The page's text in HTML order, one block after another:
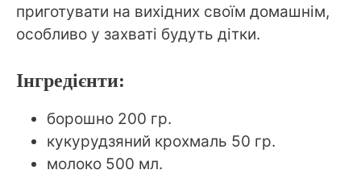
приготувати на вихідних своїм домашнім,
особливо у захваті будуть дітки.
Інгредієнти:
борошно 200 гр.
кукурудзяний крохмаль 50 гр.
молоко 500 мл.